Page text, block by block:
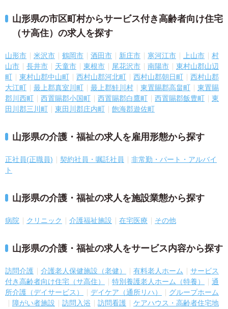
山形県の市区町村からサービス付き高齢者向け住宅
（サ高住）の求人を探す
山形市 米沢市 鶴岡市 酒田市 新庄市 寒河江市 上山市
村
山市
長井市 天童市 東根市 尾花沢市 南陽市
東村山郡山辺
町
東村山郡中山町 西村山郡河北町 西村山郡朝日町
西村山郡
大江町
最上郡真室川町 最上郡鮭川村 東置賜郡高畠町
東置賜
郡川西町
西置賜郡小国町 西置賜郡白鷹町 西置賜郡飯豊町
東
田川郡三川町
東田川郡庄内町 飽海郡遊佐町
山形県の介護・福祉の求人を雇用形態から探す
正社員(正職員) 契約社員・嘱託社員
非常勤・パート・アルバイ
ト
山形県の介護・福祉の求人を施設業態から探す
病院 クリニック 介護福祉施設 在宅医療 その他
山形県の介護・福祉の求人をサービス内容から探す
訪問介護 介護老人保健施設（老健） 有料老人ホーム
サービス
付き高齢者向け住宅（サ高住）
特別養護老人ホーム（特養）
通
所介護（デイサービス）
デイケア（通所リハ）
グループホーム
障がい者施設
訪問入浴 訪問看護
ケアハウス・高齢者住宅地